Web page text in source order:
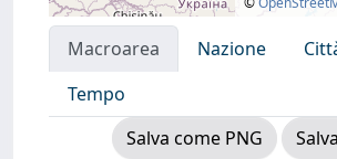
Macroarea Nazione
Tempo
Salva come PNG